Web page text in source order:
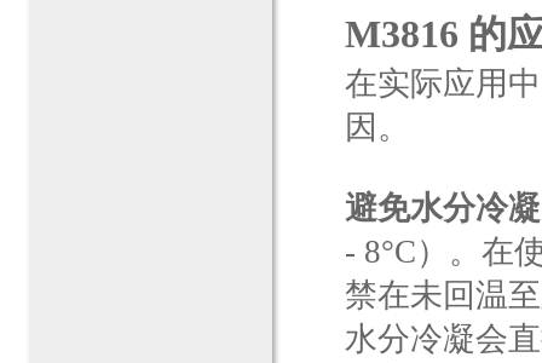
M3816 的
在实际应用
因。
避免水分冷
- 8°C）。在
禁在未回温
水分冷凝会